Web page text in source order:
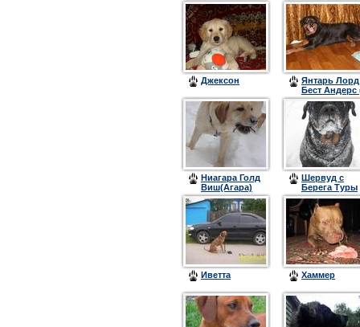
Джексон
Янтарь Лорд
Бест Андерс
03.11.1998 -
05.08.2012 )
Ниагара Голд
Виш(Агара)
Шервуд с
Берега Туры
Иветта Хаммер